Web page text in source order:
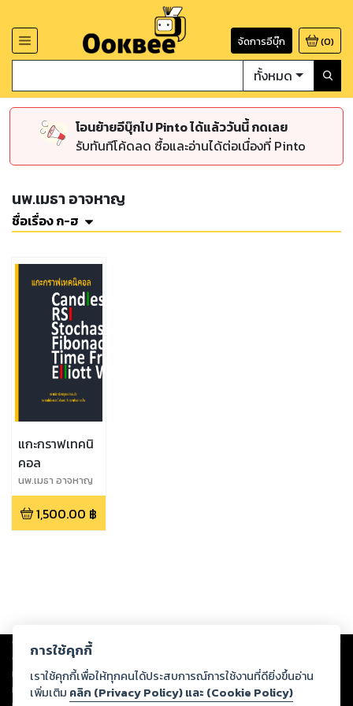
จัดการอีบุ๊ก (0)
ทั้งหมด
โอนย้ายอีบุ๊กไป Pinto ได้แล้ววันนี้ กดเลย
รับทันทีโค้ดลด ซื้อและอ่านได้ต่อเนื่องที่ Pinto
นพ.เมธา อาจหาญ
ชื่อเรื่อง ก-ฮ
แกะกราฟเทคนิ
คอล
นพ.เมธา อาจหาญ
1,500.00 ฿
Copyright © 2026
ต่อผลงานหรือเนื้อหาใดที่อัปโหลดผ่านเว็บไซต์และปรากฏว่าละเมิดสิทธิใน
ทรัพย์สินทางปัญญาของบุคคลอื่นหรือขัดต่อกฎหมายและศีลธรรม ดังนั้น ผู้อ่าน
ทุกท่านโปรดใช้วิจารณญาณในการกลั่นกรองด้วยตนเอง และหากท่านพบว่าส่วน
การใช้คุกกี้
เราใช้คุกกี้เพื่อให้ทุกคนได้ประสบการณ์การใช้งานที่ดียิ่งขึ้นอ่าน
เพิ่มเติม คลิก (Privacy Policy) และ (Cookie Policy)